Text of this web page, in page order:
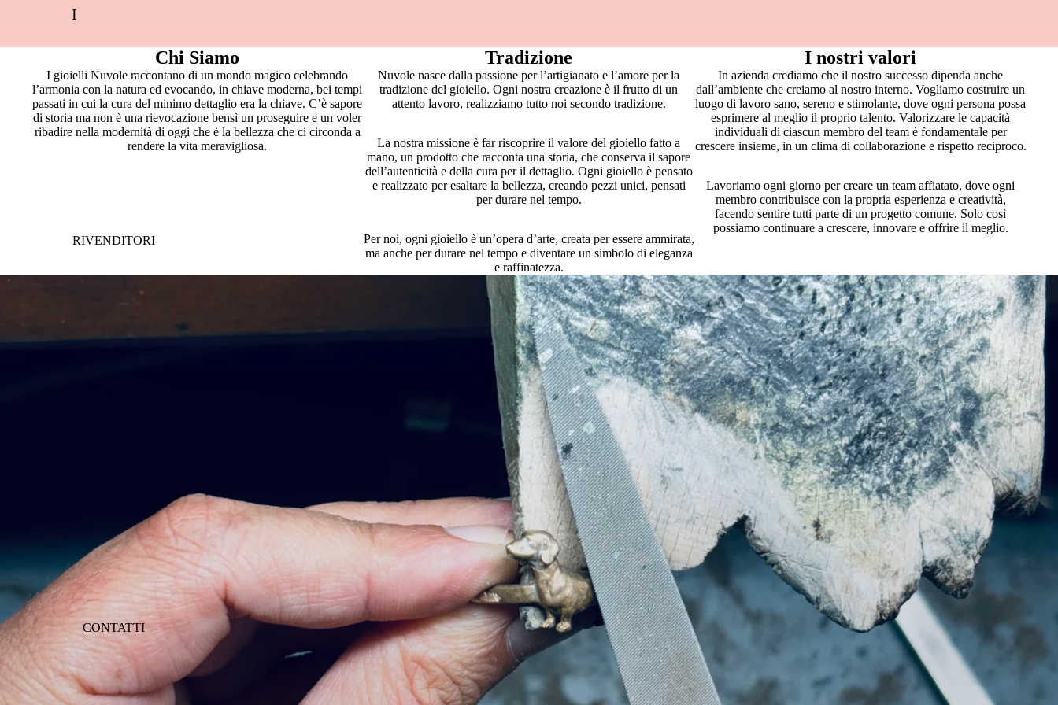
I
RIVENDITORI
CONTATTI
Chi Siamo
I gioielli Nuvole raccontano di un mondo magico celebrando
l’armonia con la natura ed evocando, in chiave moderna, bei tempi
passati in cui la cura del minimo dettaglio era la chiave. C’è sapore
di storia ma non è una rievocazione bensì un proseguire e un voler
ribadire nella modernità di oggi che è la bellezza che ci circonda a
rendere la vita meravigliosa.
Tradizione
Nuvole nasce dalla passione per l’artigianato e l’amore per la
tradizione del gioiello. Ogni nostra creazione è il frutto di un
attento lavoro, realizziamo tutto noi secondo tradizione.
La nostra missione è far riscoprire il valore del gioiello fatto a
mano, un prodotto che racconta una storia, che conserva il sapore
dell’autenticità e della cura per il dettaglio. Ogni gioiello è pensato
e realizzato per esaltare la bellezza, creando pezzi unici, pensati
per durare nel tempo.
Per noi, ogni gioiello è un’opera d’arte, creata per essere ammirata,
ma anche per durare nel tempo e diventare un simbolo di eleganza
e raffinatezza.
I nostri valori
In azienda crediamo che il nostro successo dipenda anche
dall’ambiente che creiamo al nostro interno. Vogliamo costruire un
luogo di lavoro sano, sereno e stimolante, dove ogni persona possa
esprimere al meglio il proprio talento. Valorizzare le capacità
individuali di ciascun membro del team è fondamentale per
crescere insieme, in un clima di collaborazione e rispetto reciproco.
Lavoriamo ogni giorno per creare un team affiatato, dove ogni
membro contribuisce con la propria esperienza e creatività,
facendo sentire tutti parte di un progetto comune. Solo così
possiamo continuare a crescere, innovare e offrire il meglio.